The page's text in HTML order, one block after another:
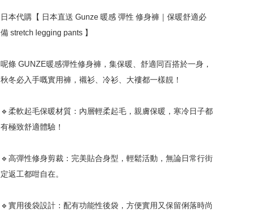
日本代購【 日本直送 Gunze 暖感 彈性 修身褲｜保暖舒適必
備 stretch legging pants 】﻿
呢條 GUNZE暖感彈性修身褲，集保暖、舒適同百搭於一身，
秋冬必入手嘅實用褲，襯衫、冷衫、大褸都一樣靚！
🔹柔軟起毛保暖材質：內層輕柔起毛，親膚保暖，寒冷日子都
有極致舒適體驗！
🔹高彈性修身剪裁：完美貼合身型，輕鬆活動，無論日常行街
定返工都咁自在。
🔹實用後袋設計：配有功能性後袋，方便實用又保留俐落時尚